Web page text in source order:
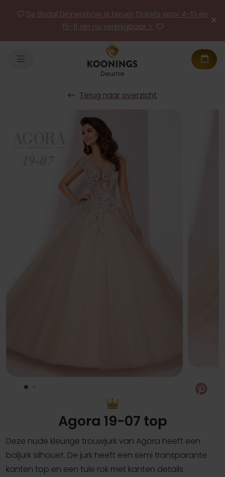
De Bridal Dinnershow is terug! Tickets voor 4-10 en
15-11 zijn nu verkrijgbaar >
Deurne
Terug naar overzicht
Agora 19-07 top
Deze nude kleurige trouwjurk van Agora heeft een
baljurk silhouet. De jurk heeft een semi transparante
kanten top en een tule rok met kanten details.